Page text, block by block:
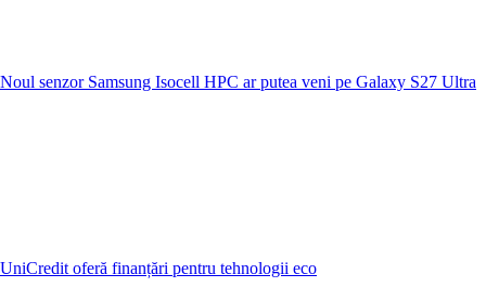
Noul senzor Samsung Isocell HPC ar putea veni pe Galaxy S27 Ultra
UniCredit oferă finanțări pentru tehnologii eco